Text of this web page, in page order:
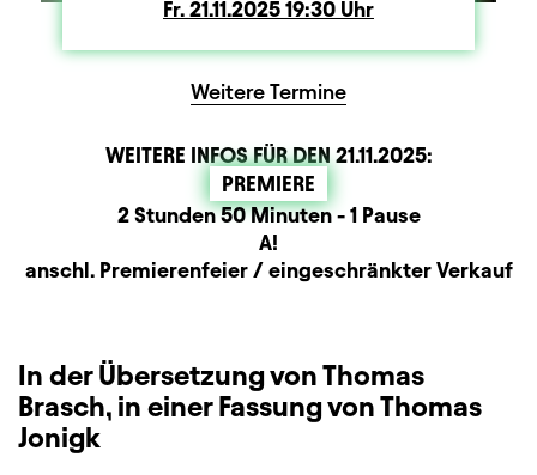
Fr. Freitag
21.11.2025 19:30Uhr
Weitere Termine
WEITERE INFOS FÜR DEN 21.11.2025:
PREMIERE
BeschreibungInformation
Dauer und Pausen2 Stunden 50 Minuten - 1 Pause
A!
Zusatzinformation
anschl. Premierenfeier / eingeschränkter Verkauf
In der Übersetzung von Thomas
Brasch, in einer Fassung von Thomas
Jonigk